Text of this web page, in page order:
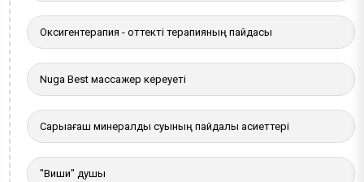
Оксигентерапия - оттекті терапияның пайдасы
Nuga Best массажер кереуеті
Сарыағаш минералды суының пайдалы қасиеттері
"Виши" душы